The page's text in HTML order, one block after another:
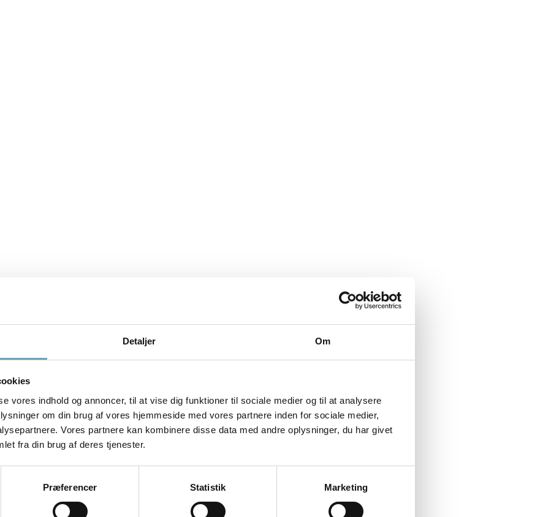
Detaljer Om
vores indhold og annoncer, til at vise dig funktioner til sociale medier og til at analysere
om din brug af vores hjemmeside med vores partnere inden for sociale medier,
Vores partnere kan kombinere disse data med andre oplysninger, du har givet
fra din brug af deres tjenester.
Præferencer Statistik Marketing